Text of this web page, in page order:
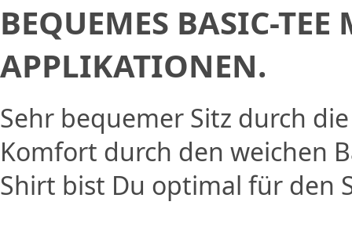
BEQUEMES BASIC-
APPLIKATIONEN.
Sehr bequemer Sitz durch
Komfort durch den weichen
Shirt bist Du optimal für den